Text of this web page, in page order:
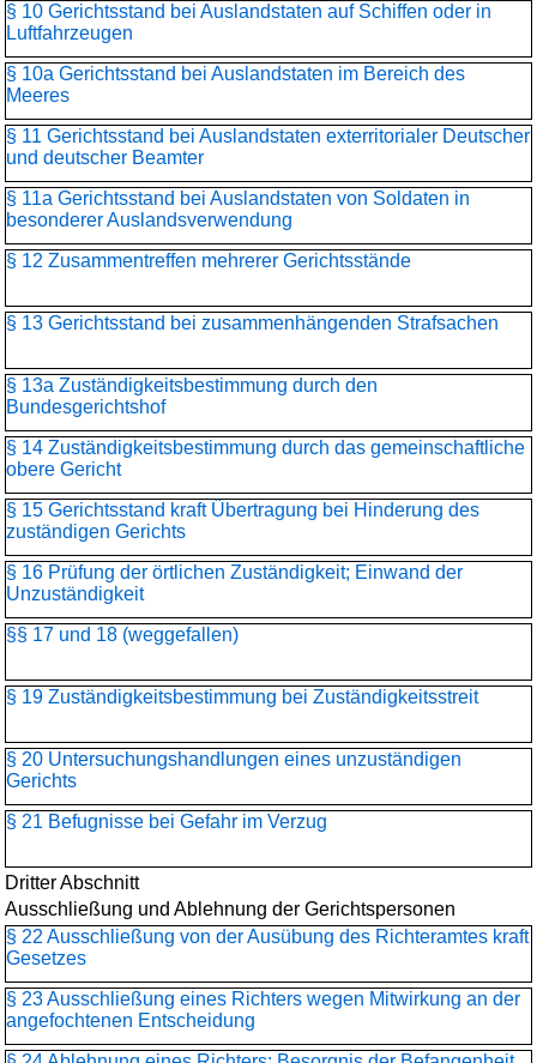
§ 10 Gerichtsstand bei Auslandstaten auf Schiffen oder in
Luftfahrzeugen
§ 10a Gerichtsstand bei Auslandstaten im Bereich des
Meeres
§ 11 Gerichtsstand bei Auslandstaten exterritorialer Deutscher
und deutscher Beamter
§ 11a Gerichtsstand bei Auslandstaten von Soldaten in
besonderer Auslandsverwendung
§ 12 Zusammentreffen mehrerer Gerichtsstände
§ 13 Gerichtsstand bei zusammenhängenden Strafsachen
§ 13a Zuständigkeitsbestimmung durch den
Bundesgerichtshof
§ 14 Zuständigkeitsbestimmung durch das gemeinschaftliche
obere Gericht
§ 15 Gerichtsstand kraft Übertragung bei Hinderung des
zuständigen Gerichts
§ 16 Prüfung der örtlichen Zuständigkeit; Einwand der
Unzuständigkeit
§§ 17 und 18 (weggefallen)
§ 19 Zuständigkeitsbestimmung bei Zuständigkeitsstreit
§ 20 Untersuchungshandlungen eines unzuständigen
Gerichts
§ 21 Befugnisse bei Gefahr im Verzug
Dritter Abschnitt
Ausschließung und Ablehnung der Gerichtspersonen
§ 22 Ausschließung von der Ausübung des Richteramtes kraft
Gesetzes
§ 23 Ausschließung eines Richters wegen Mitwirkung an der
angefochtenen Entscheidung